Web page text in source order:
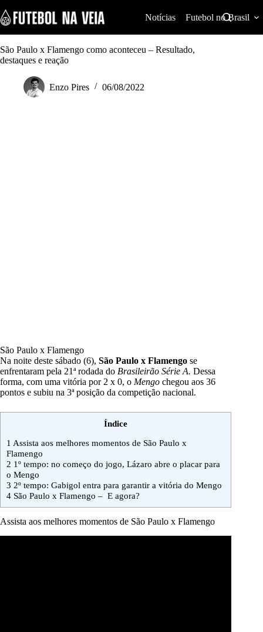
k
i
p
t
o
Notícias Futebol no Brasil
São Paulo x Flamengo como aconteceu – Resultado,
destaques e reação
Enzo Pires 06/08/2022
São Paulo x Flamengo
Na noite deste sábado (6), São Paulo x Flamengo se
enfrentaram pela 21ª rodada do Brasileirão Série A. Dessa
forma, com uma vitória por 2 x 0, o Mengo chegou aos 36
pontos e subiu na 3ª posição da competição nacional.
Índice
1 Assista aos melhores momentos de São Paulo x
Flamengo
2 1º tempo: no começo do jogo, Lázaro abre o placar para
o Mengo
3 2º tempo: Gabigol entra para garantir a vitória do Mengo
4 São Paulo x Flamengo – E agora?
Assista aos melhores momentos de São Paulo x Flamengo